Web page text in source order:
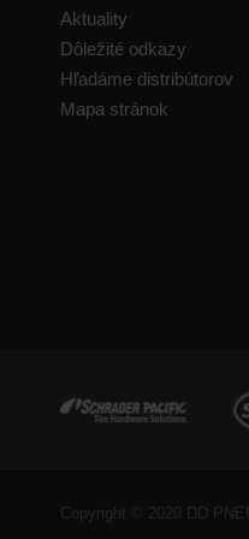
Aktuality
Dôležité odkazy
Hľadáme distribútorov
Mapa stránok
Copyright © 2020 DD